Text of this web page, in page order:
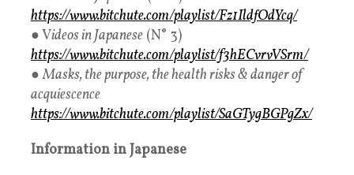
https://www.bitchute.com/playlist/Fz1IldfOdYcq/
● Videos in Japanese (N° 3)
https://www.bitchute.com/playlist/f3hECvrvVSrm/
●Masks, the purpose, the health risks & danger of
acquiescence
https://www.bitchute.com/playlist/SaGTygBGPgZx/
Information in Japanese